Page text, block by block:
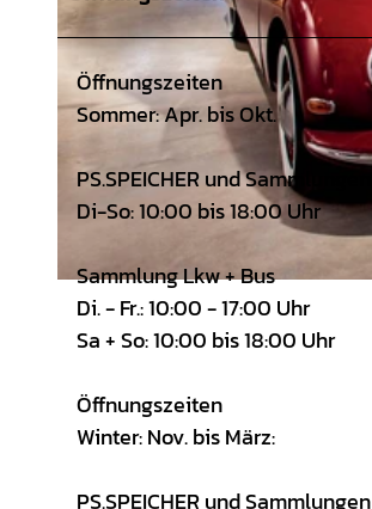
© STIFTUNG PS.SPEICHER |
Öffnungszeiten
Sommer: Apr. bis Okt.
PS.SPEICHER und Sammlungen
Di-So: 10:00 bis 18:00 Uhr
Sammlung Lkw + Bus
Di. - Fr.: 10:00 - 17:00 Uhr
Sa + So: 10:00 bis 18:00 Uhr
Öffnungszeiten
Winter: Nov. bis März:
PS.SPEICHER und Sammlungen